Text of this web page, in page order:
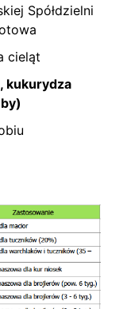
Spółdzielni
cieląt
kukurydza